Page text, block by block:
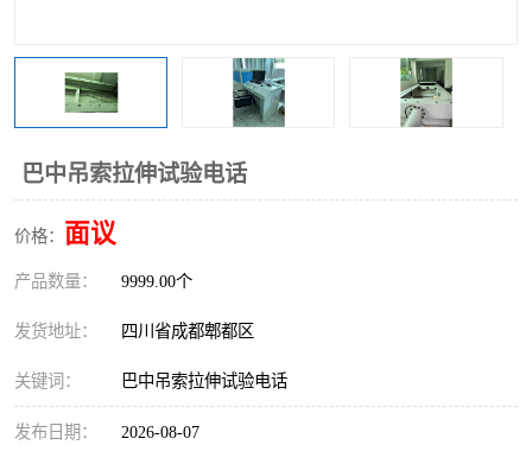
巴中吊索拉伸试验电话
价格： 面议
产品数量： 9999.00个
发货地址： 四川省成都郫都区
关键词： 巴中吊索拉伸试验电话
发布日期： 2026-08-07